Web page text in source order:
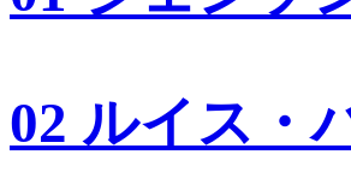
02 ルイス・